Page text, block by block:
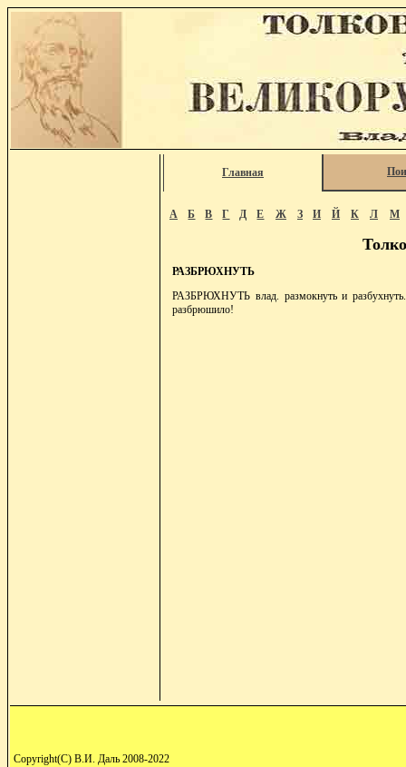
Главная
А Б В Г Д Е Ж З И Й К Л М
РАЗБРЮХНУТЬ
РАЗБРЮХНУТЬ влад. размокнуть и разбухнуть.
разбрюшило!
Copyright(C) В.И. Даль 2008-2022